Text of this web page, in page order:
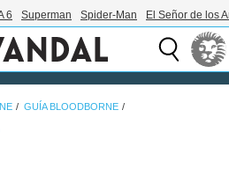
6 Superman Spider-Man El Señor de los
GUÍA BLOODBORNE